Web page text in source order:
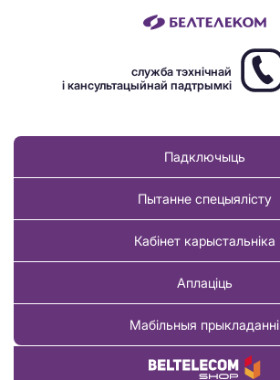
служба тэхнічнай
і кансультацыйнай падтрымкі
Падключыць
Пытанне спецыялісту
Кабінет карыстальніка
Аплаціць
Мабільныя прыкладанні
Купіць тавар